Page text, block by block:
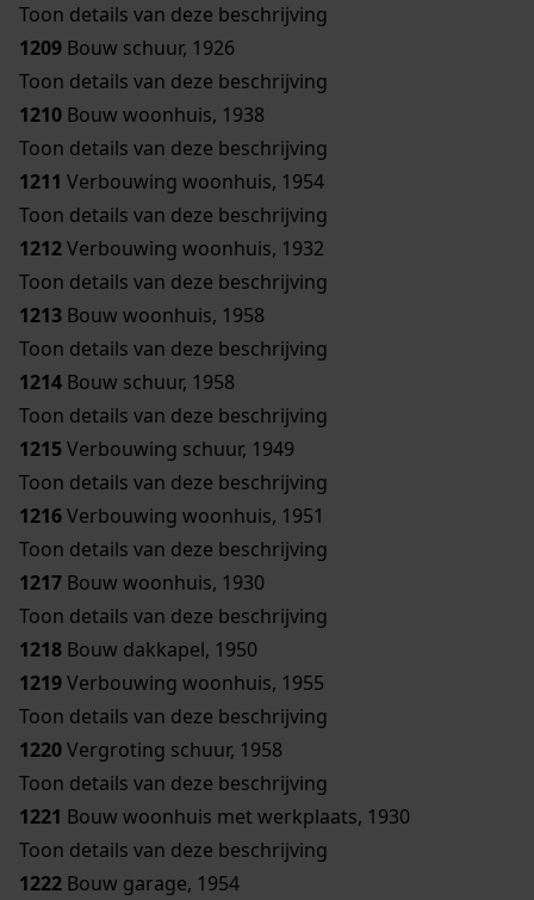
Toon details van deze beschrijving
1209 Bouw schuur, 1926
Toon details van deze beschrijving
1210 Bouw woonhuis, 1938
Toon details van deze beschrijving
1211 Verbouwing woonhuis, 1954
Toon details van deze beschrijving
1212Verbouwing woonhuis, 1932
Toon details van deze beschrijving
1213 Bouw woonhuis, 1958
Toon details van deze beschrijving
1214 Bouw schuur, 1958
Toon details van deze beschrijving
1215Verbouwing schuur, 1949
Toon details van deze beschrijving
1216Verbouwing woonhuis, 1951
Toon details van deze beschrijving
1217 Bouw woonhuis, 1930
Toon details van deze beschrijving
1218 Bouw dakkapel, 1950
1219Verbouwing woonhuis, 1955
Toon details van deze beschrijving
1220Vergroting schuur, 1958
Toon details van deze beschrijving
1221 Bouw woonhuis met werkplaats, 1930
Toon details van deze beschrijving
1222 Bouw garage, 1954